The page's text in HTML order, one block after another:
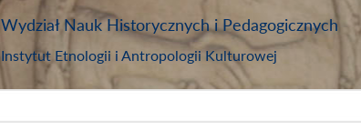
Wydział Nauk Historycznych i Pedagogicznych
Instytut Etnologii i Antropologii Kulturowej